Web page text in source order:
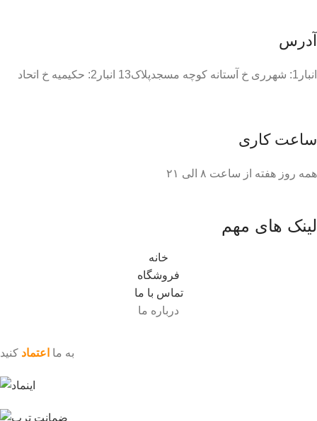
آدرس
انبار1: شهرری خ آستانه کوچه مسجدپلاک13 انبار2: حکیمیه خ اتحاد
ساعت کاری
همه روز هفته از ساعت ٨ الی ۲۱
لینک های مهم
خانه
فروشگاه
تماس با ما
درباره ما
به ما اعتماد کنید